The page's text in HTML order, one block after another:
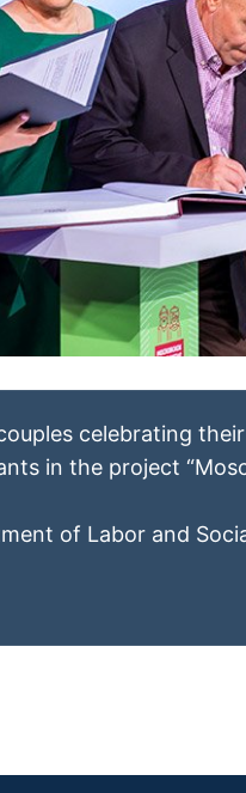
celebrating
in the project
of Labor and